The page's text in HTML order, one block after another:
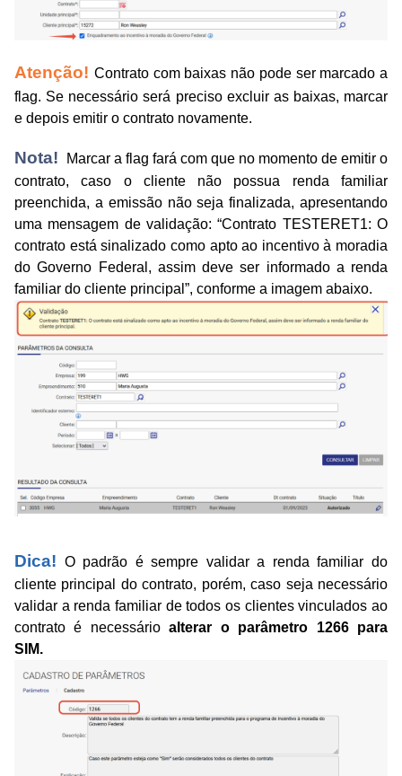
Atenção! Contrato com baixas não pode ser marcado a
flag. Se necessário será preciso excluir as baixas, marcar
e depois emitir o contrato novamente.
Nota!
Marcar a flag fará com que no momento de emitir o
contrato, caso o cliente não possua renda familiar
preenchida, a emissão não seja finalizada, apresentando
uma mensagem de validação: “Contrato TESTERET1: O
contrato está sinalizado como apto ao incentivo à moradia
do Governo Federal, assim deve ser informado a renda
familiar do cliente principal”, conforme a imagem abaixo.
Dica! O padrão é sempre validar a renda familiar do
cliente principal do contrato, porém, caso seja necessário
validar a renda familiar de todos os clientes vinculados ao
contrato é necessárioalterar o parâmetro 1266 para
SIM.